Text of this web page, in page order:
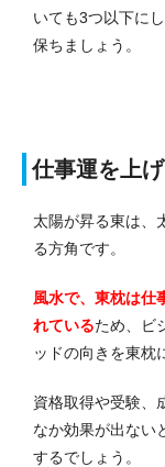
いても3つ以下に
保ちましょう。
仕事運を上
太陽が昇る東は、
る方角です。
風水で、東枕は仕
れているため、ビ
ッドの向きを東枕
資格取得や受験、
なか効果が出ない
するでしょう。